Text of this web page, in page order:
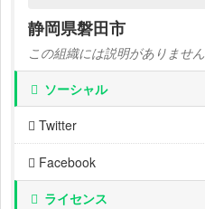
静岡県磐田市
この組織には説明がありません
ソーシャル
Twitter
Facebook
ライセンス